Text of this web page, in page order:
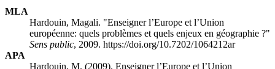
MLA
Hardouin, Magali. "Enseigner l’Europe et l’Union
européenne: quels problèmes et quels enjeux en géographie ?"
Sens public, 2009. https://doi.org/10.7202/1064212ar
APA
Hardouin, M. (2009). Enseigner l’Europe et l’Union